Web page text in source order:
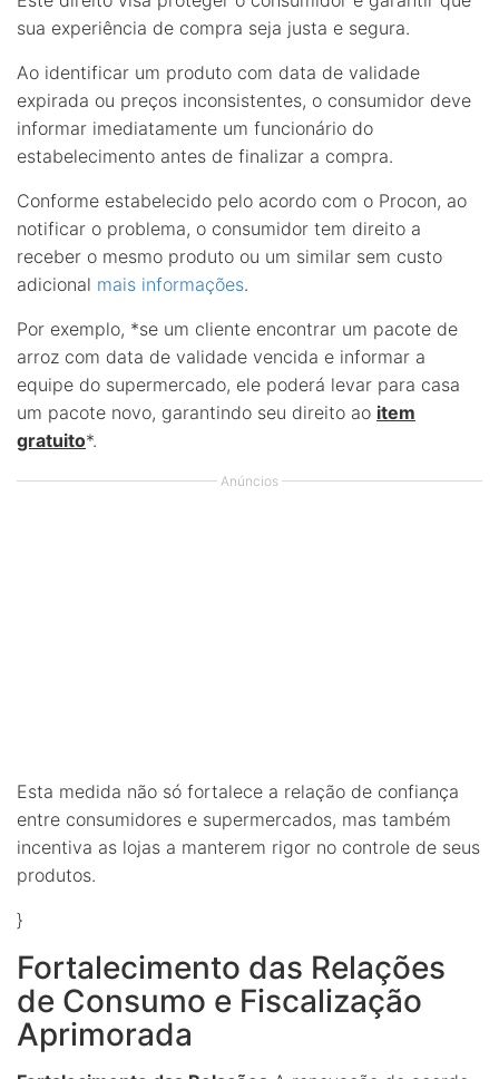
sua experiência de compra seja justa e segura.
Ao identificar um produto com data de validade
expirada ou preços inconsistentes, o consumidor deve
informar imediatamente um funcionário do
estabelecimento antes de finalizar a compra.
Conforme estabelecido pelo acordo com o Procon, ao
notificar o problema, o consumidor tem direito a
receber o mesmo produto ou um similar sem custo
adicional mais informações.
Por exemplo, *se um cliente encontrar um pacote de
arroz com data de validade vencida e informar a
equipe do supermercado, ele poderá levar para casa
um pacote novo, garantindo seu direito ao item
gratuito*.
Anúncios
Esta medida não só fortalece a relação de confiança
entre consumidores e supermercados, mas também
incentiva as lojas a manterem rigor no controle de seus
produtos.
}
Fortalecimento das Relações
de Consumo e Fiscalização
Aprimorada